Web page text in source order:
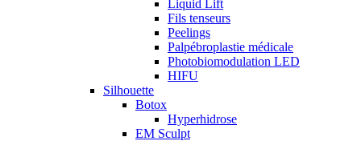
Liquid Lift
Fils tenseurs
Peelings
Palpébroplastie médicale
Photobiomodulation LED
HIFU
Silhouette
Botox
Hyperhidrose
EM Sculpt